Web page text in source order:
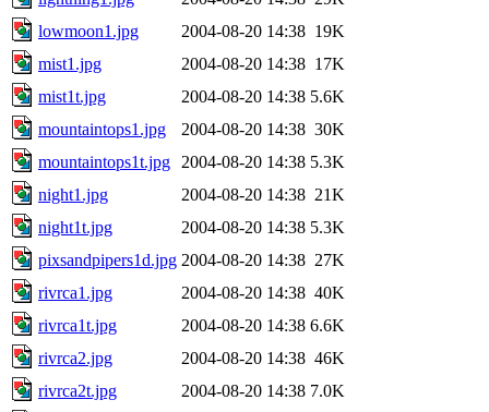
lowmoon1.jpg
2004-08-20 14:38 19K
mist1.jpg
2004-08-20 14:38 17K
mist1t.jpg
2004-08-20 14:38 5.6K
mountaintops1.jpg
2004-08-20 14:38 30K
mountaintops1t.jpg
2004-08-20 14:38 5.3K
night1.jpg
2004-08-20 14:38 21K
night1t.jpg
2004-08-20 14:38 5.3K
pixsandpipers1d.jpg 2004-08-20 14:38 27K
rivrca1.jpg
2004-08-20 14:38 40K
rivrca1t.jpg
2004-08-20 14:38 6.6K
rivrca2.jpg
2004-08-20 14:38 46K
rivrca2t.jpg
2004-08-20 14:38 7.0K